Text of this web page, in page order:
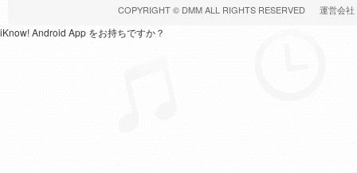
COPYRIGHT © DMMALL RIGHTS RESERVED 運営会社
iKnow! Android App をお持ちですか？